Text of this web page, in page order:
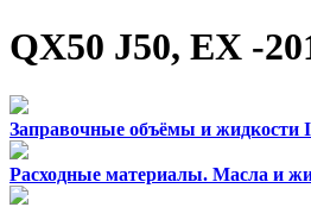
QX50 J50, EX -
Заправочные объёмы и жидкости
Расходные материалы. Масла и